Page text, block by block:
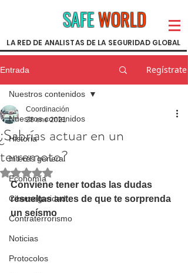
SAFEWORLD
LA RED DE ANALISTAS DE LA SEGURIDAD GLOBAL
Entrada Regístrate
Nuestros contenidos
Historia
Interés general
Economía
Ciberseguridad
Contraterrorismo
Noticias
Protocolos
Nuestros contenidos
¿Sabrías actuar en un
terremoto?
Coordinación
28 ene 2021
Obtuvo NaN de 5 estrellas.
Conviene tener todas las dudas
resueltas antes de que te sorprenda
un seísmo